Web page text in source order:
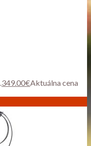
349.00€Aktuálna cena